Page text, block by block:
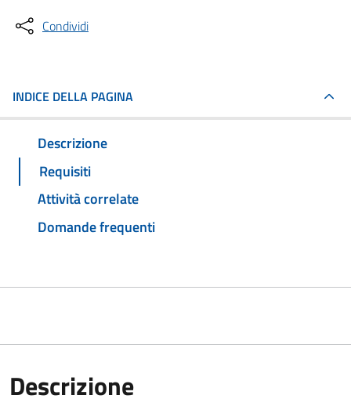
Condividi
INDICE DELLA PAGINA
Descrizione
Requisiti
Attività correlate
Domande frequenti
Descrizione